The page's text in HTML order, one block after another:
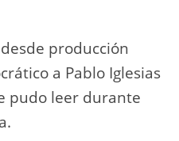
producción
a Pablo Iglesias
pudo leer durante